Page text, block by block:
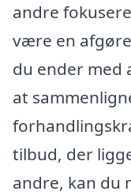
andre
være en
du ender med
at
tilbud, der
andre, kan du